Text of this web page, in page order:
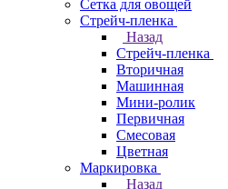
Сетка для овощей
Стрейч-пленка
Назад
Стрейч-пленка
Вторичная
Машинная
Мини-ролик
Первичная
Смесовая
Цветная
Маркировка
Назад